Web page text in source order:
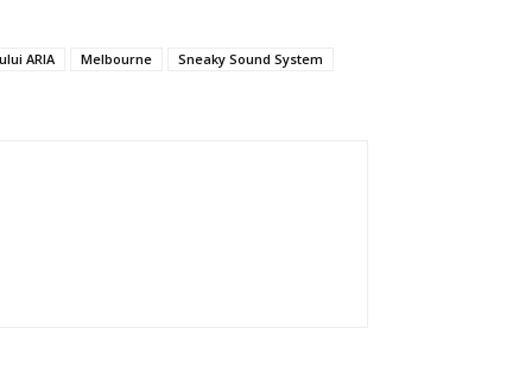
ARIA Melbourne
Sneaky Sound System